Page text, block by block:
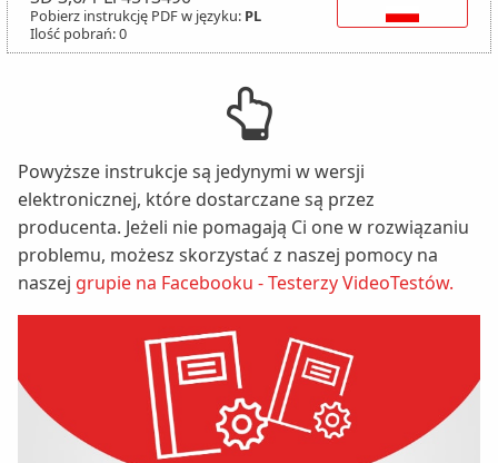
Pobierz instrukcję PDF w języku: PL
Ilość pobrań: 0
Powyższe instrukcje są jedynymi w wersji
elektronicznej, które dostarczane są przez
producenta. Jeżeli nie pomagają Ci one w rozwiązaniu
problemu, możesz skorzystać z naszej pomocy na
naszej grupie na Facebooku - Testerzy VideoTestów.